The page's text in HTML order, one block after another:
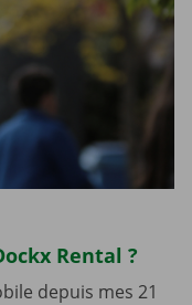
Rental ?
depuis mes 21